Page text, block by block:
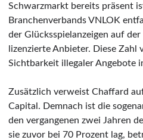
Schwarzmarkt bereits präsent
Branchenverbands VNLOK
der Glücksspielanzeigen auf
lizenzierte Anbieter. Diese Zahl
Sichtbarkeit illegaler Angebote
Zusätzlich verweist Chaffard
Capital. Demnach ist die
den vergangenen zwei Jahren
sie zuvor bei 70 Prozent lag,